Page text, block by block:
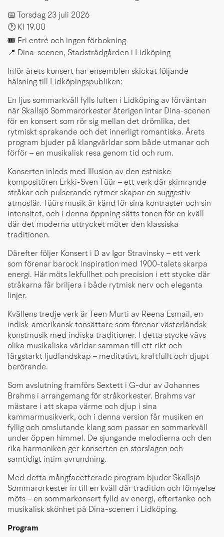
📅 Torsdag 23 juli 2026
🕐 Kl 19.00
🎟️ Fri entré och ingen förbokning
📍 Dina-scenen, Stadsträdgården i Lidköping
Inför årets konsert har ensemblen skickat följande
hälsning till Lidköpingspubliken:
En ljus sommarkväll fylls luften i Lidköping av förväntan
när Skallsjö Sommarorkester återigen intar Dina-scenen
för en konsert som rör sig mellan det drömlika, det
rytmiskt sprakande och det innerligt romantiska. Årets
program bjuder på klangvärldar som både utmanar och
förför – en musikalisk resa genom tid och rum.
Konserten inleds med Illusion av den estniske
kompositören Erkki-Sven Tüür – ett verk där skimrande
stråkar och pulserande rytmer skapar en suggestiv
atmosfär. Tüürs musik är känd för sina kontraster och sin
intensitet, och i denna öppning sätts tonen för en kväll
där det moderna uttrycket möter den klassiska
traditionen.
Därefter följer Konsert i D av Igor Stravinsky – ett verk
som förenar barock inspiration med 1900-talets skarpa
energi. Här möts lekfullhet och precision i ett stycke där
stråkarna får briljera i både rytmisk nerv och eleganta
linjer.
Kvällens tredje verk är Teen Murti av Reena Esmail, en
indisk-amerikansk tonsättare som förenar västerländsk
konstmusik med indiska traditioner. I detta stycke vävs
olika musikaliska världar samman till ett rikt och
färgstarkt ljudlandskap – meditativt, kraftfullt och djupt
berörande.
Som avslutning framförs Sextett i G-dur av Johannes
Brahms i arrangemang för stråkorkester. Brahms var
mästare i att skapa värme och djup i sina
kammarmusikverk, och i denna version får musiken en
fyllig och omslutande klang som passar en sommarkväll
under öppen himmel. De sjungande melodierna och den
rika harmoniken ger konserten en storslagen och
samtidigt intim avrundning.
Med detta mångfacetterade program bjuder Skallsjö
Sommarorkester in till en kväll där tradition och förnyelse
möts – en sommarkonsert fylld av energi, eftertanke och
musikalisk skönhet på Dina-scenen i Lidköping.
Program